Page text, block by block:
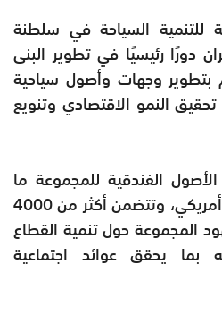
للتنمية السياحة في سلطنة
دورًا رئيسيًا في تطوير البنى
بتطوير وجهات وأصول سياحية
النمو الاقتصادي وتنويع
الفندقية للمجموعة ما
يقارب من 1.5 مليار دولار أمريكي، وتتضمن أكثر من 4000
المجموعة حول تنمية القطاع
بما يحقق عوائد اجتماعية